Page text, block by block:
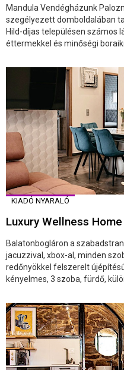
Mandula Vendégházunk
szegélyezett domboldalában
Hild-díjas településen számos
éttermekkel és minőségi
KIADÓ NYARALÓ
Luxury Wellness
Balatonbogláron a
jacuzzival, xbox-al, minden
redőnyökkel felszerelt
kényelmes, 3 szoba, fürdő, külön